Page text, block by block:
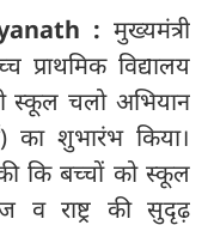
: मुख्यमंत्री
प्राथमिक विद्यालय
स्कूल चलो अभियान
शुभारंभ किया।
कि बच्चों को स्कूल
व राष्ट्र की सुदृढ़